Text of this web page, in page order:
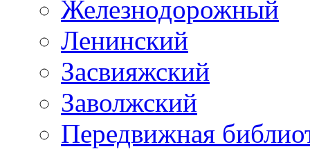
Железнодорожный
Ленинский
Засвияжский
Заволжский
Передвижная